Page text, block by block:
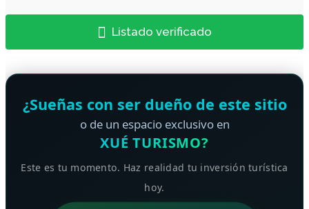
Listado verificado
¿Sueñas con ser dueño de este sitio
o de un espacio exclusivo en
XUÉ TURISMO?
Este es tu momento. Haz realidad tu inversión turística
hoy.